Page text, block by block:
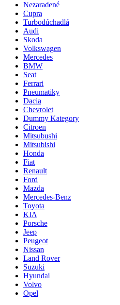
Nezaradené
Cupra
Turbodúchadlá
Audi
Skoda
Volkswagen
Mercedes
BMW
Seat
Ferrari
Pneumatiky
Dacia
Chevrolet
Dummy Kategory
Citroen
Mitsubushi
Mitsubishi
Honda
Fiat
Renault
Ford
Mazda
Mercedes-Benz
Toyota
KIA
Porsche
Jeep
Peugeot
Nissan
Land Rover
Suzuki
Hyundai
Volvo
Opel